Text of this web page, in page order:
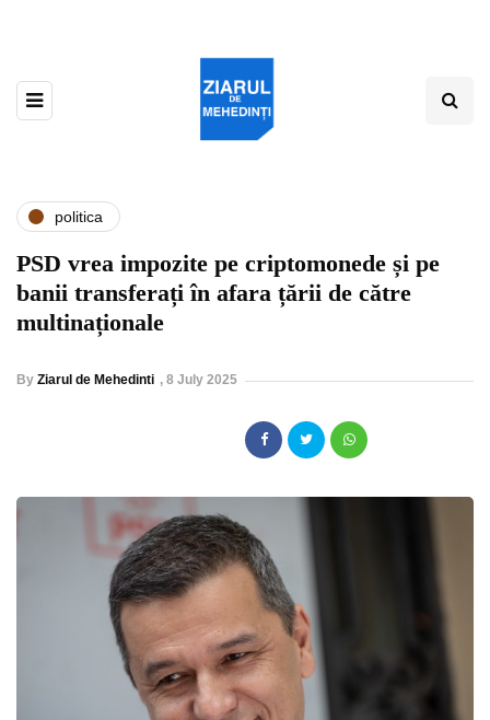
politica
PSD vrea impozite pe criptomonede și pe
banii transferați în afara țării de către
multinaționale
By Ziarul de Mehedinti , 8 July 2025